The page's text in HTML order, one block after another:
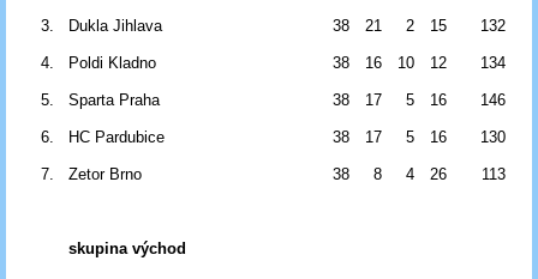
3. Dukla Jihlava 38 21 2 15 132
4. Poldi Kladno 38 16 10 12 134
5. Sparta Praha 38 17 5 16 146
6. HC Pardubice 38 17 5 16 130
7. Zetor Brno 38 8 4 26 113
skupina východ